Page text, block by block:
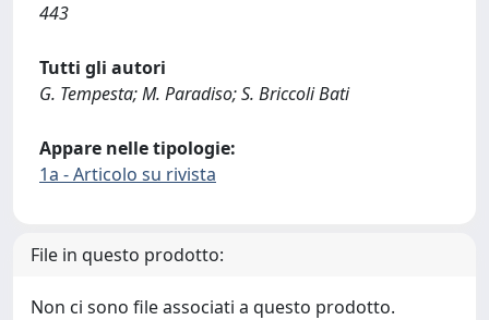
443
Tutti gli autori
G. Tempesta; M. Paradiso; S. Briccoli Bati
Appare nelle tipologie:
1a - Articolo su rivista
File in questo prodotto:
Non ci sono file associati a questo prodotto.